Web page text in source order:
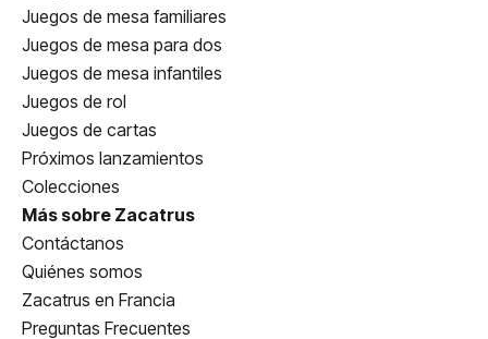
Juegos de mesa familiares
Juegos de mesa para dos
Juegos de mesa infantiles
Juegos de rol
Juegos de cartas
Próximos lanzamientos
Colecciones
Más sobre Zacatrus
Contáctanos
Quiénes somos
Zacatrus en Francia
Preguntas Frecuentes